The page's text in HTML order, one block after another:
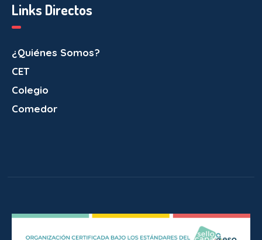
Links Directos
¿Quiénes Somos?
CET
Colegio
Comedor